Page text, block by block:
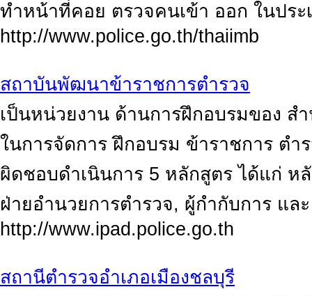
ทำหน้าที่คอย ตรวจคนเข้า ออก ในประ
http://www.police.go.th/thaiimb
สถาบันพัฒนาข้าราชการตำรวจ
เป็นหน่วยงาน ด้านการฝึกอบรมของ
ในการจัดการ ฝึกอบรม ข้าราชการ ต
ผิดชอบดำเนินการ 5 หลักสูตร ได้แก่
ฝ่ายอำนวยการตำรวจ, ผู้กำกับการ แล
http://www.ipad.police.go.th
สถานีตำรวจอำเภอเมืองชลบุรี